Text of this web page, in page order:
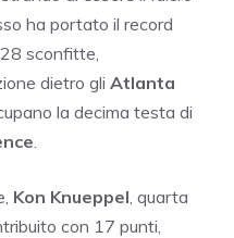
ha portato il record
sconfitte,
dietro gli Atlanta
la decima testa di
Kon Knueppel , quarta
con 17 punti,